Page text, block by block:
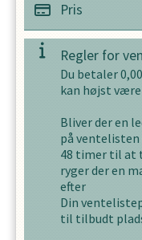
Pris
Regler for
Du betaler0,00
kan højst være
Bliver der en
på ventelisten
48 timer til at
ryger der en
efter
Din
til tilbudt